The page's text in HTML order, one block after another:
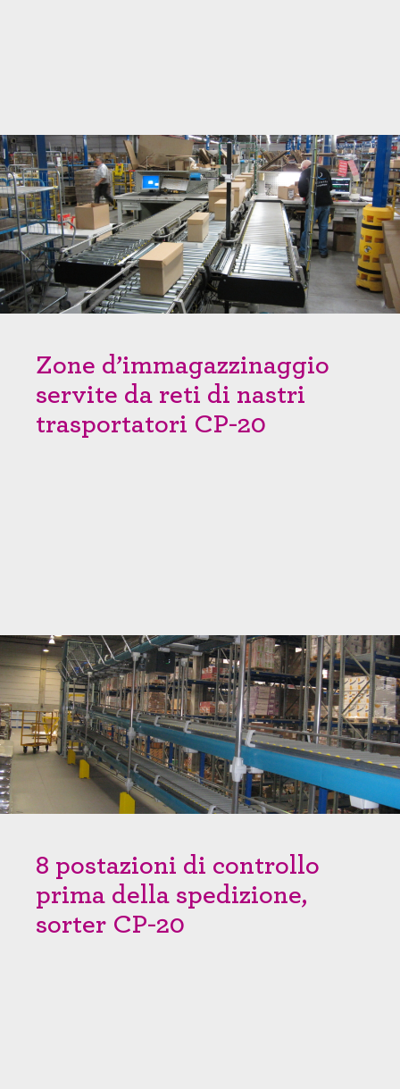
Zone d’immagazzinaggio
servite da reti di nastri
trasportatori CP-20
8 postazioni di controllo
prima della spedizione,
sorter CP-20